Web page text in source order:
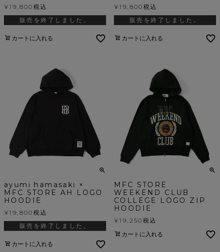
¥19,800 税込
販売を終了しました。
カートに入れる
¥19,800 税込
販売を終了しました。
カートに入れる
ayumi hamasaki ×
MFC STORE AH LOGO
HOODIE
¥19,800 税込
販売を終了しました。
カートに入れる
MFC STORE
WEEKEND CLUB
COLLEGE LOGO ZIP
HOODIE
¥19,250 税込
カートに入れる